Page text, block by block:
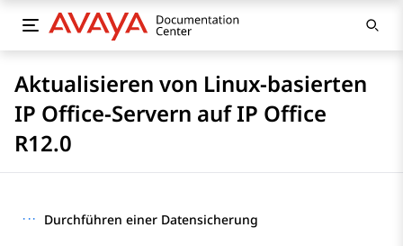
Aktualisieren von Linux-basierten
IP Office-Servern auf IP Office
R12.0
··· Durchführen einer Datensicherung